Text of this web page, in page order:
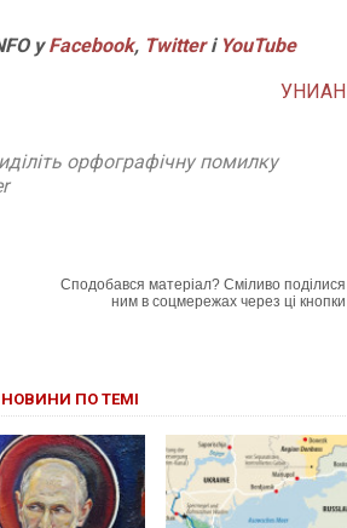
уFacebook, Twitterі YouTube
УНИАН
орфографічну помилку
Сподобався матеріал? Сміливо поділися
ним в соцмережах через ці кнопки
НОВИНИ ПО ТЕМІ